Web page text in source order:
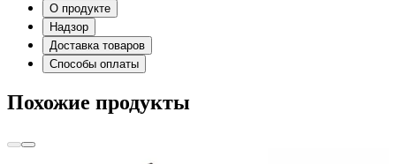
О продукте
Надзор
Доставка товаров
Способы оплаты
Похожие продукты